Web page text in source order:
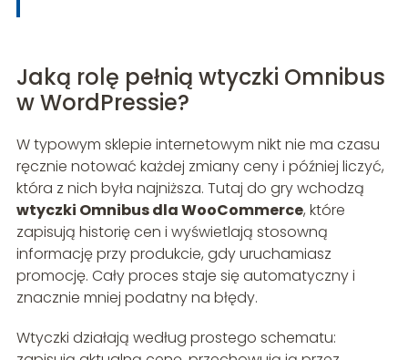
Jaką rolę pełnią wtyczki Omnibus
w WordPressie?
W typowym sklepie internetowym nikt nie ma czasu
ręcznie notować każdej zmiany ceny i później liczyć,
która z nich była najniższa. Tutaj do gry wchodzą
wtyczki Omnibus dla WooCommerce, które
zapisują historię cen i wyświetlają stosowną
informację przy produkcie, gdy uruchamiasz
promocję. Cały proces staje się automatyczny i
znacznie mniej podatny na błędy.
Wtyczki działają według prostego schematu: